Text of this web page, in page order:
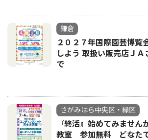
鎌倉
２０２７年国際園芸博覧
しよう 取扱い販売店ＪＡ
で
さがみはら中央区・緑区
『終活』始めてみませ
教室 参加無料 どなた